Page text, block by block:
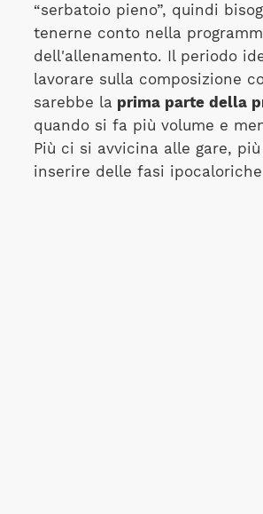
“serbatoio pieno”, quindi
tenerne conto nella
dell'allenamento. Il periodo
lavorare sulla composizione
sarebbe la prima parte della
quando si fa più volume e
Più ci si avvicina alle gare,
inserire delle fasi